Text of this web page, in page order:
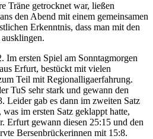
Träne getrocknet war, ließen
den Abend mit einem gemeinsamen
Erkenntnis, dass man mit den
Im ersten Spiel am Sonntagmorgen
Erfurt, bestückt mit vielen
Teil mit Regionalligaerfahrung.
TuS sehr stark und gewann den
Leider gab es dann im zweiten Satz
im ersten Satz geklappt hatte,
Erfurt gewann diesen 25:15 und den
Bersenbrückerinnen mit 15:8.